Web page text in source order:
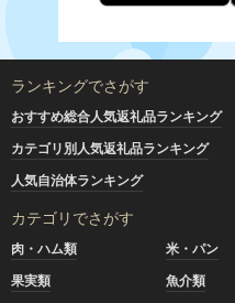
ランキングでさがす
おすすめ総合人気返礼品ランキング
カテゴリ別人気返礼品ランキング
人気自治体ランキング
カテゴリでさがす
肉・ハム類 米・パン
果実類
魚介類